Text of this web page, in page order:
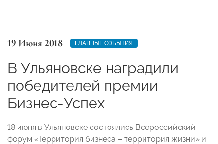
19 Июня 2018 ГЛАВНЫЕ СОБЫТИЯ
В Ульяновске наградили
победителей премии
Бизнес-Успех
18 июня в Ульяновске состоялись Всероссийский
форум «Территория бизнеса – территория жизни» и